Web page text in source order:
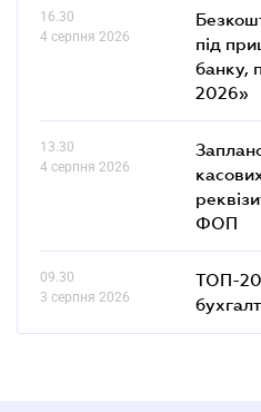
16.30
4 серпня 2026
під
банку,
2026»
13.30
4 серпня 2026
ФОП
09.30
3 серпня 2026
ТОП-20